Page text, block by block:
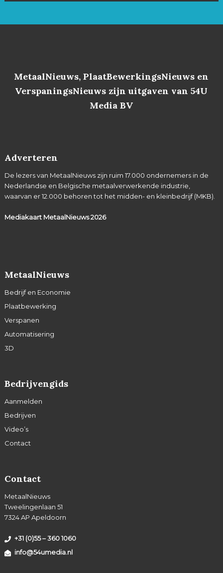
MetaalNieuws, PlaatBewerkingsNieuws en
VerspaningsNieuws zijn uitgaven van 54U
Media BV
Adverteren
De lezers van MetaalNieuws zijn ruim 17.000 ondernemers in de
Nederlandse en Belgische metaalverwerkende industrie,
waarvan er 12.000 behoren tot het midden- en kleinbedrijf (MKB).
Mediakaart MetaalNieuws2026
MetaalNieuws
Bedrijf en Economie
Plaatbewerking
Verspanen
Automatisering
3D
Bedrijvengids
Aanmelden
Bedrijven
Video’s
Contact
Contact
MetaalNieuws
Tweelingenlaan 51
7324 AP Apeldoorn
+31 (0)55 – 360 1060
info@54umedia.nl